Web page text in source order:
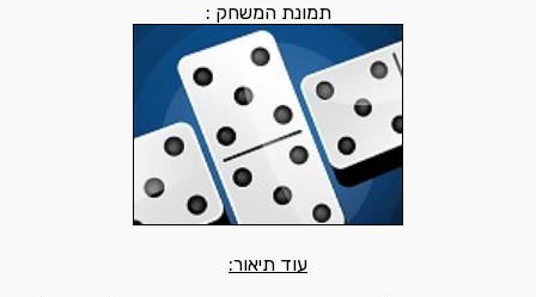
תמונת המשחק :
עוד תיאור: